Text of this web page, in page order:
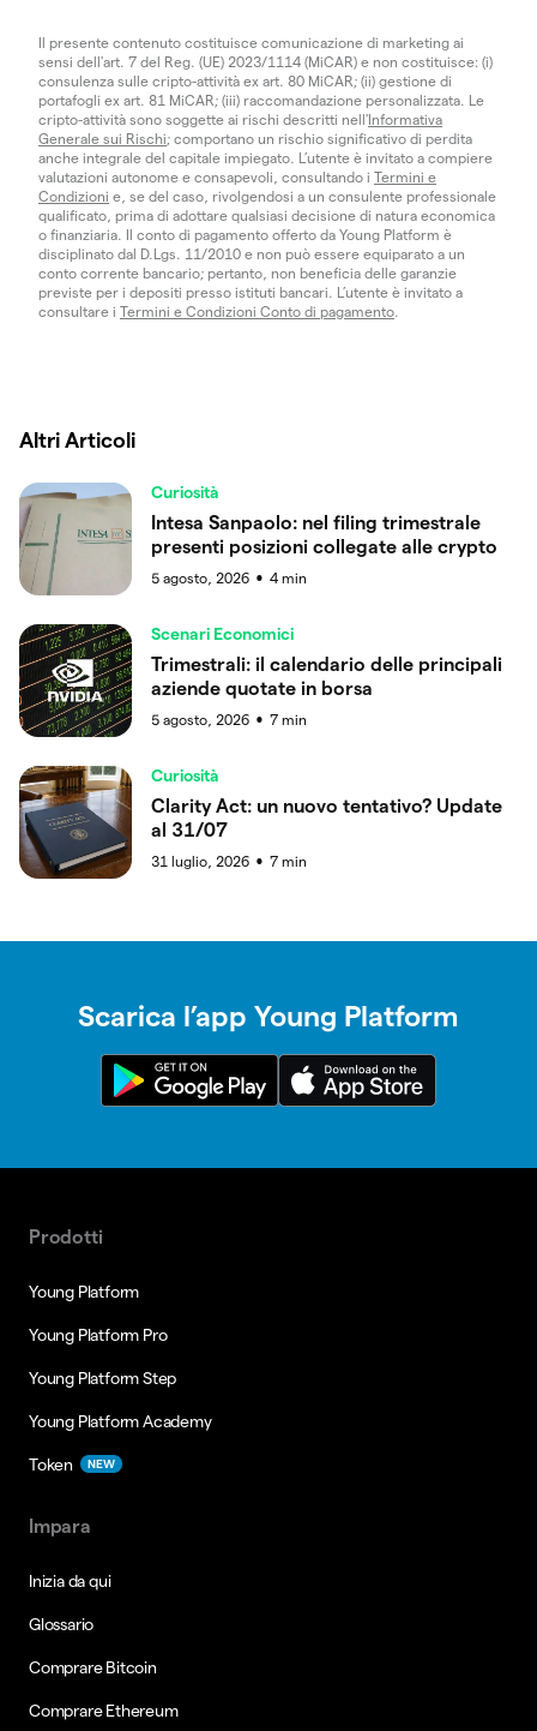
Il presente contenuto costituisce comunicazione di marketing ai
sensi dell'art. 7 del Reg. (UE) 2023/1114 (MiCAR) e non costituisce: (i)
consulenza sulle cripto-attività ex art. 80 MiCAR; (ii) gestione di
portafogli ex art. 81 MiCAR; (iii) raccomandazione personalizzata. Le
cripto-attività sono soggette ai rischi descritti nell'Informativa
Generale sui Rischi; comportano un rischio significativo di perdita
anche integrale del capitale impiegato. L’utente è invitato a compiere
valutazioni autonome e consapevoli, consultando i Termini e
Condizioni e, se del caso, rivolgendosi a un consulente professionale
qualificato, prima di adottare qualsiasi decisione di natura economica
o finanziaria. Il conto di pagamento offerto da Young Platform è
disciplinato dal D.Lgs. 11/2010 e non può essere equiparato a un
conto corrente bancario; pertanto, non beneficia delle garanzie
previste per i depositi presso istituti bancari. L’utente è invitato a
consultare i Termini e Condizioni Conto di pagamento.
Altri Articoli
Curiosità
Intesa Sanpaolo: nel filing trimestrale
presenti posizioni collegate alle crypto
5 agosto, 2026 ● 4 min
Scenari Economici
Trimestrali: il calendario delle principali
aziende quotate in borsa
5 agosto, 2026 ● 7 min
Curiosità
Clarity Act: un nuovo tentativo? Update
al 31/07
31 luglio, 2026 ● 7 min
Scarica l’app Young Platform
Prodotti
Young Platform
Young Platform Pro
Young Platform Step
Young Platform Academy
Token NEW
Impara
Inizia da qui
Glossario
Comprare Bitcoin
Comprare Ethereum